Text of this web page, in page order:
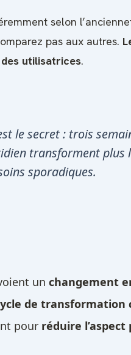
selon
pas aux autres.
utilisatrices.
le secret : trois
transforment plus
sporadiques.
un changement
de transformation
pour réduire l’aspect